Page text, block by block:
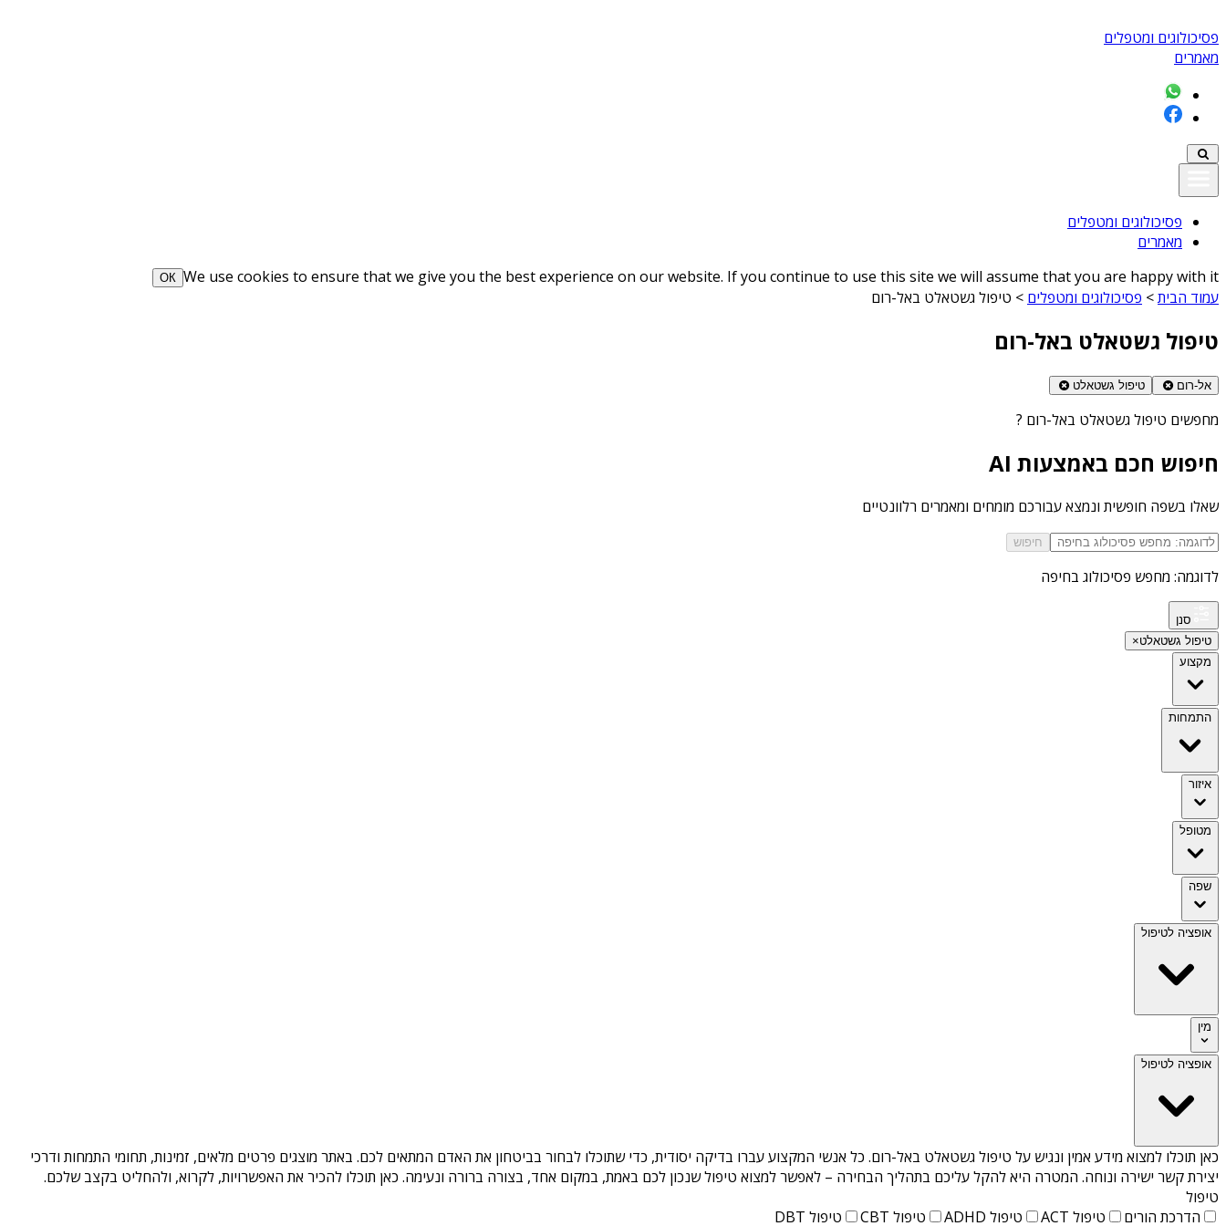
פסיכולוגים ומטפלים
מאמרים
פסיכולוגים ומטפלים
מאמרים
We use cookies to ensure that we give you the best experience on our website. If you continue to use this site we will assume that you are happy with it
ОК
עמוד הבית> פסיכולוגים ומטפלים > טיפול גשטאלט באל-רום
טיפול גשטאלט באל-רום
אל-רום טיפול גשטאלט
מחפשים טיפול גשטאלט באל-רום ?
חיפוש חכם באמצעות AI
שאלו בשפה חופשית ונמצא עבורכם מומחים ומאמרים רלוונטיים
חיפוש
לדוגמה: מחפש פסיכולוג בחיפה
סנן
טיפול גשטאלט×
מקצוע
התמחות
איזור
מטופל
שפה
אופציה לטיפול
מין
אופציה לטיפול
כאן תוכלו למצוא מידע אמין ונגיש על טיפול גשטאלט באל-רום. כל אנשי המקצוע עברו בדיקה יסודית, כדי שתוכלו לבחור בביטחון את האדם המתאים לכם. באתר מוצגים פרטים מלאים, זמינות, תחומי התמחות ודרכי
יצירת קשר ישירה ונוחה. המטרה היא להקל עליכם בתהליך הבחירה – לאפשר למצוא טיפול שנכון לכם באמת, במקום אחד, בצורה ברורה ונעימה. כאן תוכלו להכיר את האפשרויות, לקרוא, ולהחליט בקצב שלכם.
טיפול
הדרכת הורים
טיפול ACT טיפול ADHD טיפול CBT טיפול DBT